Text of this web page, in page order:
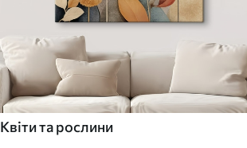
Квіти та рослини